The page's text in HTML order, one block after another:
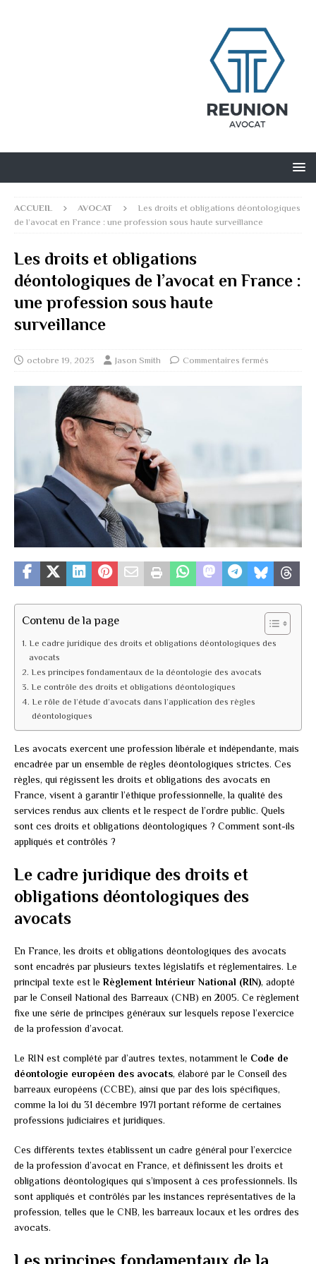
ACCUEIL AVOCAT
Les droits et obligations déontologiques
de l’avocat en France : une profession sous haute surveillance
Les droits et obligations
déontologiques de l’avocat en France :
une profession sous haute
surveillance
octobre 19, 2023 Jason Smith Commentaires fermés
Contenu de la page
Le cadre juridique des droits et obligations déontologiques des
avocats
Les principes fondamentaux de la déontologie des avocats
Le contrôle des droits et obligations déontologiques
Le rôle de l’étude d’avocats dans l’application des règles
déontologiques
Les avocats exercent une profession libérale et indépendante, mais
encadrée par un ensemble de règles déontologiques strictes. Ces
règles, qui régissent les droits et obligations des avocats en
France, visent à garantir l’éthique professionnelle, la qualité des
services rendus aux clients et le respect de l’ordre public. Quels
sont ces droits et obligations déontologiques ? Comment sont-ils
appliqués et contrôlés ?
Le cadre juridique des droits et
obligations déontologiques des
avocats
En France, les droits et obligations déontologiques des avocats
sont encadrés par plusieurs textes législatifs et réglementaires. Le
principal texte est leRèglement Intérieur National (RIN), adopté
par le Conseil National des Barreaux (CNB) en 2005. Ce règlement
fixe une série de principes généraux sur lesquels repose l’exercice
de la profession d’avocat.
Le RIN est complété par d’autres textes, notamment le Code de
déontologie européen des avocats, élaboré par le Conseil des
barreaux européens (CCBE), ainsi que par des lois spécifiques,
comme la loi du 31 décembre 1971 portant réforme de certaines
professions judiciaires et juridiques.
Ces différents textes établissent un cadre général pour l’exercice
de la profession d’avocat en France, et définissent les droits et
obligations déontologiques qui s’imposent à ces professionnels. Ils
sont appliqués et contrôlés par les instances représentatives de la
profession, telles que le CNB, les barreaux locaux et les ordres des
avocats.
Les principes fondamentaux de la